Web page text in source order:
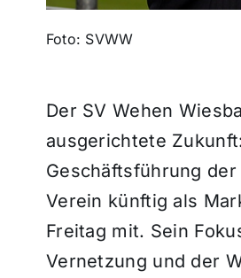
Foto: SVWW
Der SV Wehen
ausgerichtete
Geschäftsführung
Verein künftig als
Freitag mit. Sein
Vernetzung und der